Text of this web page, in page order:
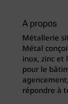
A propos
Métallerie
Métal
inox, zinc
pour le
répondre à